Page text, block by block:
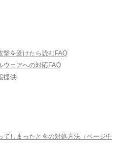
撃を受けたら読むFAQ
ウェアへの対応FAQ
提供
てしまったときの対処方法（ページ中